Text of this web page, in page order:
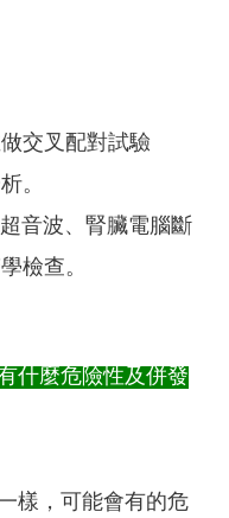
交叉配對試驗
。
音波、腎臟電腦斷
檢查。
什麼危險性及併發
樣，可能會有的危